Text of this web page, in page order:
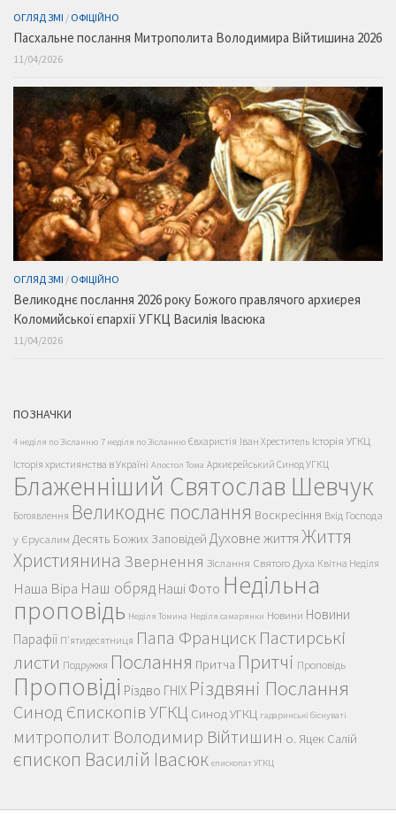
ОГЛЯД ЗМІ / ОФІЦІЙНО
Пасхальне послання Митрополита Володимира Війтишина 2026
11/04/2026
ОГЛЯД ЗМІ / ОФІЦІЙНО
Великоднє послання 2026 року Божого правлячого архиєрея
Коломийської єпархії УГКЦ Василія Івасюка
11/04/2026
ПОЗНАЧКИ
4 неділя по Зісланню 7 неділя по Зісланню Євхаристія Іван Хреститель Історія УГКЦ
Історія християнства в Україні Апостол Тома Архиєрейський Синод УГКЦ
Блаженніший Святослав Шевчук
Богоявлення Великоднє послання Воскресіння Вхід Господа
у Єрусалим Десять Божих Заповідей Духовне життяЖиття
Християнина Звернення Зіслання Святого Духа Квітна Неділя
Наша Віра Наш обряд Наші Фото Недільна
проповідь Неділя Томина Неділя самарянки Новини Новини
Парафії П'ятидесятниця Папа Франциск Пастирські
листи Подружжя Послання Притча Притчі Проповідь
Проповіді Різдво ГНІХ Різдвяні Послання
Синод Єпископів УГКЦ Синод УГКЦ гадаринські біснуваті
митрополит Володимир Війтишин о. Яцек Салій
єпископ Василій Івасюк єпископат УГКЦ